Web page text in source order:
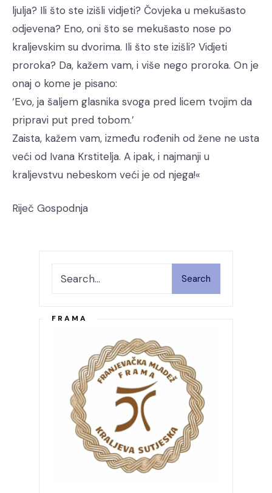
ljulja? Ili što ste izišli vidjeti? Čovjeka u mekušasto
odjevena? Eno, oni što se mekušasto nose po
kraljevskim su dvorima. Ili što ste izišli? Vidjeti
proroka? Da, kažem vam, i više nego proroka. On je
onaj o kome je pisano:
‘Evo, ja šaljem glasnika svoga pred licem tvojim da
pripravi put pred tobom.’
Zaista, kažem vam, između rođenih od žene ne usta
veći od Ivana Krstitelja. A ipak, i najmanji u
kraljevstvu nebeskom veći je od njega!«
Riječ Gospodnja
Search
FRAMA